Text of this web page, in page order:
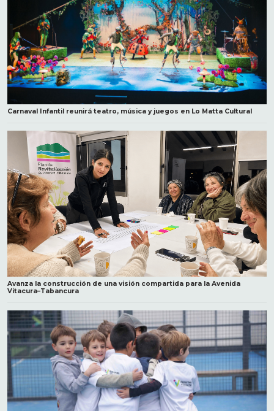
Carnaval Infantil reunirá teatro, música y juegos en Lo Matta Cultural
Avanza la construcción de una visión compartida para la Avenida
Vitacura–Tabancura